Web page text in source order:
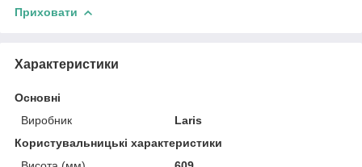
Приховати
Характеристики
Основні
Виробник
Laris
Користувальницькі характеристики